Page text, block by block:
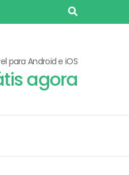
para Android e iOS
agora